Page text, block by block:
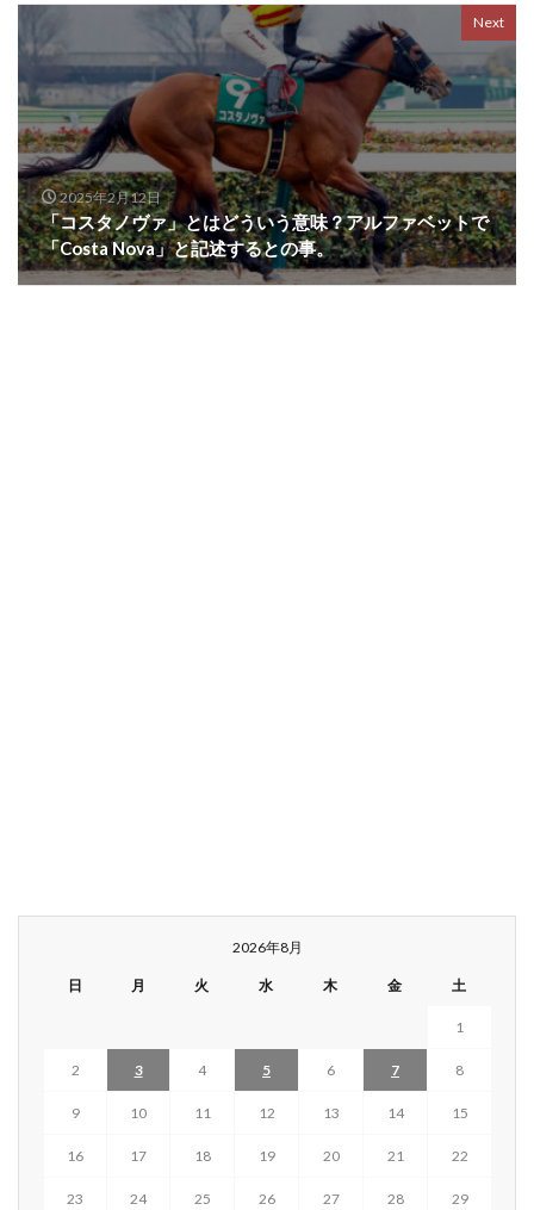
Next
2025年2月12日
「コスタノヴァ」とはどういう意味？アルファベットで
「Costa Nova」と記述するとの事。
2026年8月
日 月 火 水 木 金 土
1
2 3 4 5 6 7 8
9 10 11 12 13 14 15
16 17 18 19 20 21 22
23 24 25 26 27 28 29